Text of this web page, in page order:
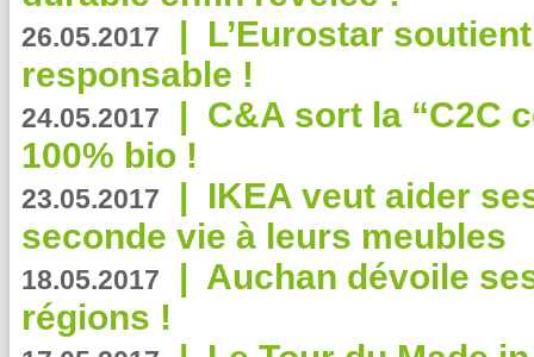
26.05.2017 | L’Eurostar
responsable !
24.05.2017 | C&A sort la “C2C
100% bio !
23.05.2017 | IKEA veut aider
seconde vie à leurs meubles
18.05.2017 | Auchan dévoile
régions !